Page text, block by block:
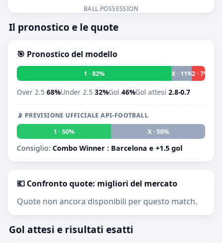
BALL POSSESSION
Il pronostico e le quote
🎯 Pronostico del modello
1 · 82% X · 11%2 · 7%
Over 2.5 68%Under 2.5 32%Gol 46%Gol attesi 2.8-0.7
📡 PREVISIONE UFFICIALE API-FOOTBALL
1 · 50%
X · 50%
Consiglio: Combo Winner : Barcelona e +1.5 gol
💶 Confronto quote: migliori del mercato
Quote non ancora disponibili per questo match.
Gol attesi e risultati esatti